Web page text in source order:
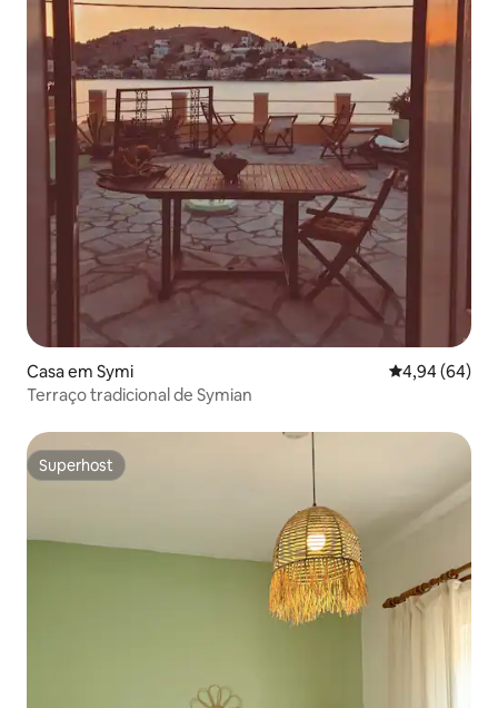
Casa em Symi Classificação
4,94 (64)
Terraço tradicional de Symian
Superhost
Superhost